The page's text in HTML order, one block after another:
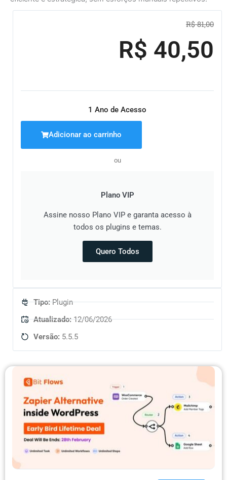
R$81,00O
R$ 40,50
O
1 Ano de Acesso
Adicionar ao carrinho
ou
Plano VIP
Assine nosso Plano VIP e garanta acesso à
todos os plugins e temas.
Quero Todos
Tipo:Plugin
Atualizado:12/06/2026
Versão: 5.5.5